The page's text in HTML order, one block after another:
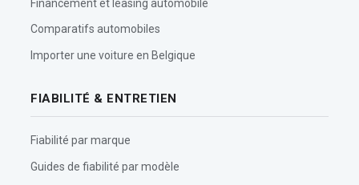
Financement et leasing automobile
Comparatifs automobiles
Importer une voiture en Belgique
FIABILITÉ & ENTRETIEN
Fiabilité par marque
Guides de fiabilité par modèle